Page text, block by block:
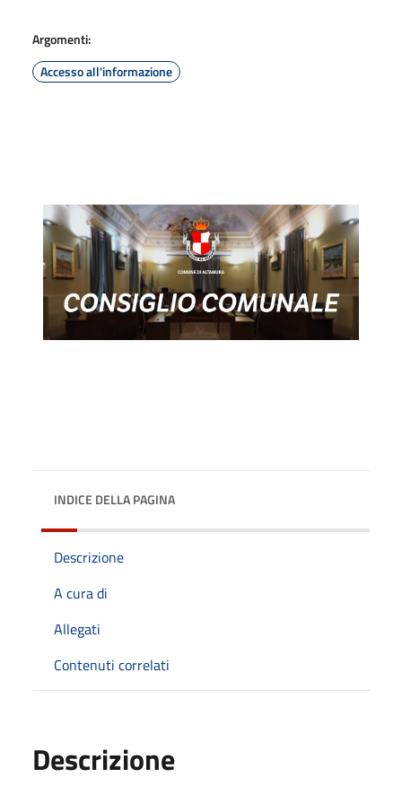
Argomenti:
Accesso all'informazione
INDICE DELLA PAGINA
Descrizione
A cura di
Allegati
Contenuti correlati
Descrizione